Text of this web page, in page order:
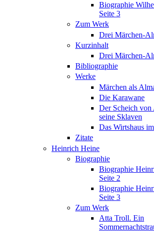
Biographie
Seite 3
Zum Werk
Drei Märchen-
Kurzinhalt
Drei Märchen-
Bibliographie
Werke
Märchen als
Die Karawane
Der Scheich von
seine Sklaven
Das Wirtshaus
Zitate
Heinrich Heine
Biographie
Biographie
Seite 2
Biographie
Seite 3
Zum Werk
Atta Troll. Ein